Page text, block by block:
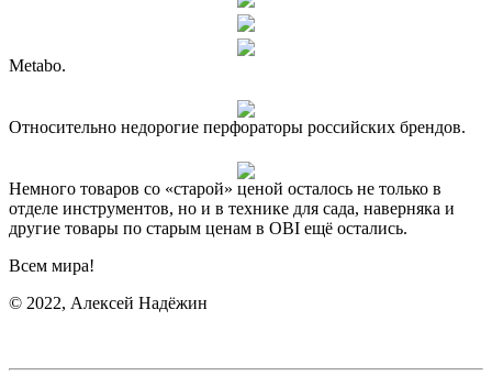
Metabo.
Относительно недорогие перфораторы российских брендов.
Немного товаров со «старой» ценой осталось не только в
отделе инструментов, но и в технике для сада, наверняка и
другие товары по старым ценам в OBI ещё остались.
Всем мира!
© 2022, Алексей Надёжин